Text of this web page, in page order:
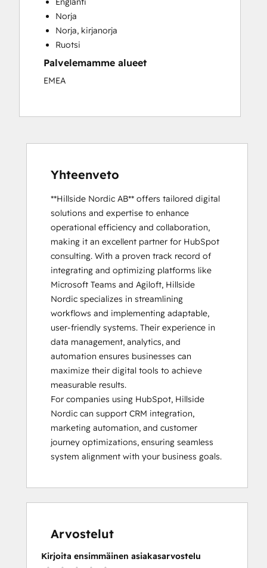
Norja
Norja, kirjanorja
Ruotsi
Palvelemamme alueet
EMEA
Yhteenveto
**Hillside Nordic AB** offers tailored digital
solutions and expertise to enhance
operational efficiency and collaboration,
making it an excellent partner for HubSpot
consulting. With a proven track record of
integrating and optimizing platforms like
Microsoft Teams and Agiloft, Hillside
Nordic specializes in streamlining
workflows and implementing adaptable,
user-friendly systems. Their experience in
data management, analytics, and
automation ensures businesses can
maximize their digital tools to achieve
measurable results.
For companies using HubSpot, Hillside
Nordic can support CRM integration,
marketing automation, and customer
journey optimizations, ensuring seamless
system alignment with your business goals.
Arvostelut
Kirjoita ensimmäinen asiakasarvostelu